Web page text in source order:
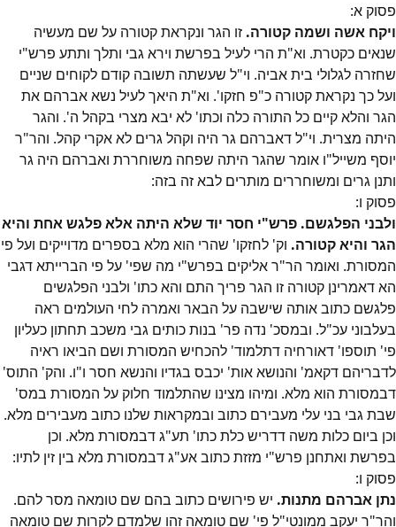
פסוק א:
ויקח אשה ושמה קטורה. זו הגר ונקראת קטורה על שם מעשיה
שנאים כקטרת. וא"ת הרי לעיל בפרשת וירא גבי ותלך ותתע פרש"י
שחזרה לגלולי בית אביה. וי"ל שעשתה תשובה קודם לקוחים שניים
ועל כך נקראת קטורה כ"פ חזקו'. וא"ת היאך לעיל נשא אברהם את
הגר והלא קיים כל התורה כלה וכתו' לא יבא מצרי בקהל ה'. והגר
היתה מצרית. וי"ל דאברהם גר היה וקהל גרים לא אקרי קהל. והר"ר
יוסף משייל"ו אומר שהגר היתה שפחה משוחררת ואברהם היה גר
ותנן גרים ומשוחררים מותרים לבא זה בזה:
פסוק ו:
ולבני הפלגשם. פרש"י חסר יוד שלא היתה אלא פלגש אחת והיא
הגר והיא קטורה. וק' לחזקו' שהרי הוא מלא בספרים מדוייקים ועל פי
המסורת. ואומר הר"ר אליקים בפרש"י מה שפי' על פי הברייתא דגבי
הא דאמרינן קטורה זו הגר פריך התם והא כתו' ולבני הפלגשים
פלגשם כתוב אותה שישבה על הבאר ואמרה לחי העולמים ראה
בעלבוני עכ"ל. ובמסכ' נדה פר' בנות כותים גבי משכב תחתון כעליון
פי' תוספו' דאורחיה דתלמוד' להכחיש המסורת ושם הביאו ראיה
לדבריהם דקאמ' והנושא אות' יכבס בגדיו והנשא חסר ו"ו. והק' התוס'
דבמסורת הוא מלא. ומיהו מצינו שהתלמוד חלוק על המסורת במס'
שבת גבי בני עלי מעבירם כתוב ובמקראות שלנו כתוב מעבירים מלא.
וכן ביום כלות משה דדריש כלת כתו' תע"ג דבמסורת מלא. וכן
בפרשת ואתחנן פרש"י מזזת כתוב אע"ג דבמסורת מלא בין זין לתיו:
פסוק ו:
נתן אברהם מתנות. יש פירושים כתוב בהם שם טומאה מסר להם.
והר"ר יעקב ממונטי"ל פי' שם טומאה זהו שלמדם לקרות שם טומאה